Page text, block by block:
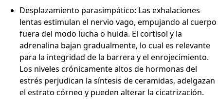
Desplazamiento parasimpático: Las exhalaciones
lentas estimulan el nervio vago, empujando al cuerpo
fuera del modo lucha o huida. El cortisol y la
adrenalina bajan gradualmente, lo cual es relevante
para la integridad de la barrera y el enrojecimiento.
Los niveles crónicamente altos de hormonas del
estrés perjudican la síntesis de ceramidas, adelgazan
el estrato córneo y pueden alterar la cicatrización.